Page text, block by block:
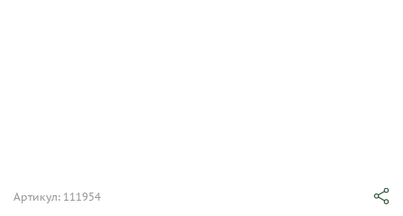
Артикул: 111954